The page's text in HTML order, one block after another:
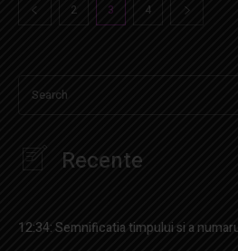
2 3 4
Search
Recente
12:34: Semnificatia timpului si a